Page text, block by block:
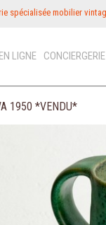
spécialisée mobilier
LIGNE
1950 *VENDU*